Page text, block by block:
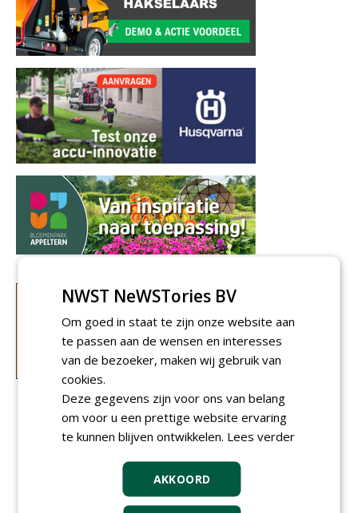
NWST NeWSTories BV
Om goed in staat te zijn onze website aan
te passen aan de wensen en interesses
van de bezoeker, maken wij gebruik van
cookies.
Deze gegevens zijn voor ons van belang
om voor u een prettige website ervaring
te kunnen blijven ontwikkelen. Lees verder
AKKOORD